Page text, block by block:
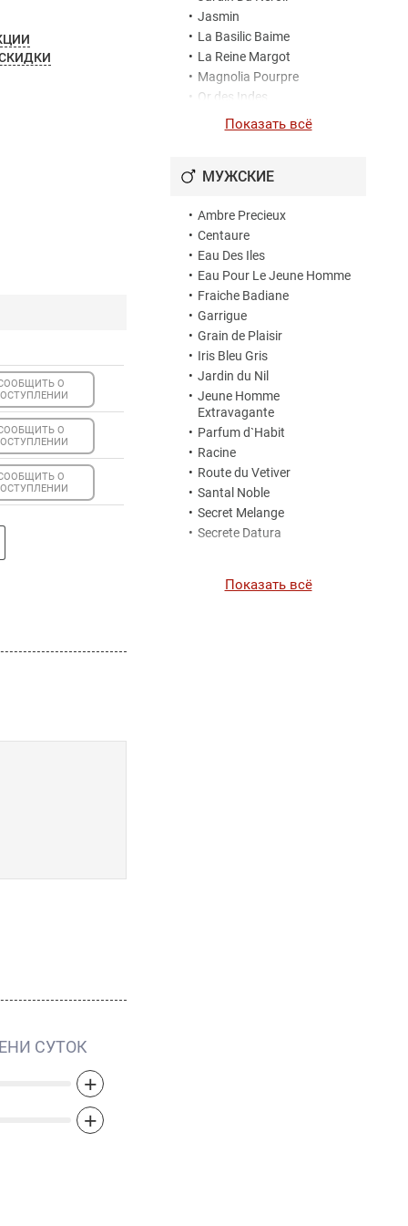
лавр,
О
О
О
СУТОК
+
+
• Jasmin
• La Basilic Baime
• La Reine Margot
• Magnolia Pourpre
• Or des Indes
Rose Muskissime
•
Soie Rouge
• Vocalise
• Vocalise Extravagante
Показать всё
МУЖСКИЕ
• Ambre Precieux
• Centaure
• Eau Des Iles
• Eau Pour Le Jeune Homme
• Fraiche Badiane
• Garrigue
• Grain de Plaisir
• Iris Bleu Gris
• Jardin du Nil
• Jeune Homme
Extravagante
• Parfum d`Habit
• Racine
• Route du Vetiver
• Santal Noble
• Secret Melange
• Secrete Datura
Показать всё